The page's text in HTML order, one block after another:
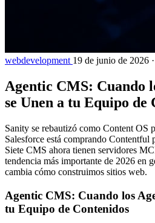
webdevelopment 19 de junio de 2026 ·
Agentic CMS: Cuando
se Unen a tu Equipo de
Sanity se rebautizó como Content OS
Salesforce está comprando Contentful
Siete CMS ahora tienen servidores
tendencia más importante de 2026 en
cambia cómo construimos sitios web.
Agentic CMS: Cuando los
tu Equipo de Contenidos